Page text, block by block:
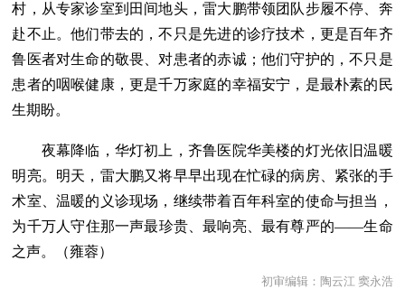
村，从专家诊室到田间地头，雷大鹏带领团队步履不停、奔
赴不止。他们带去的，不只是先进的诊疗技术，更是百年齐
鲁医者对生命的敬畏、对患者的赤诚；他们守护的，不只是
患者的咽喉健康，更是千万家庭的幸福安宁，是最朴素的民
生期盼。
夜幕降临，华灯初上，齐鲁医院华美楼的灯光依旧温暖
明亮。明天，雷大鹏又将早早出现在忙碌的病房、紧张的手
术室、温暖的义诊现场，继续带着百年科室的使命与担当，
为千万人守住那一声最珍贵、最响亮、最有尊严的——生命
之声。（雍蓉）
初审编辑：陶云江 窦永浩